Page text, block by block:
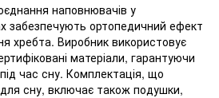
наповнювачів у
забезпечують ортопедичний ефект
хребта. Виробник використовує
матеріали, гарантуючи
час сну. Комплектація, що
сну, включає також подушки,